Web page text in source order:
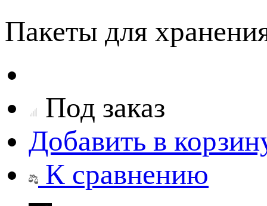
Пакеты для
Под заказ
Добавить в
К сравнению